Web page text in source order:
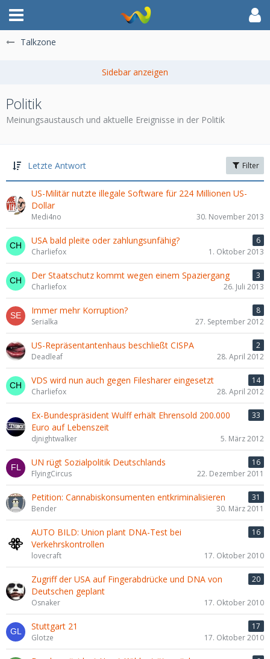
Talkzone
Politik
Meinungsaustausch und aktuelle Ereignisse in der Politik
Letzte Antwort Filter
US-Militär nutzte illegale Software für 224 Millionen US-
Dollar
Medi4no 30. November 2013
USA bald pleite oder zahlungsunfähig?
6
Charliefox
1. Oktober 2013
Der Staatschutz kommt wegen einem Spaziergang
3
Charliefox
26. Juli 2013
Immer mehr Korruption?
8
Serialka
27. September 2012
US-Repräsentantenhaus beschließt CISPA
2
Deadleaf
28. April 2012
VDS wird nun auch gegen Filesharer eingesetzt
14
Charliefox
28. April 2012
Ex-Bundespräsident Wulff erhält Ehrensold 200.000
Euro auf Lebenszeit
33
djnightwalker 5. März 2012
UN rügt Sozialpolitik Deutschlands
16
FlyingCircus
22. Dezember 2011
Petition: Cannabiskonsumenten entkriminalisieren
31
Bender
30. März 2011
AUTO BILD: Union plant DNA-Test bei
Verkehrskontrollen
16
lovecraft 17. Oktober 2010
Zugriff der USA auf Fingerabdrücke und DNA von
Deutschen geplant
20
Osnaker 17. Oktober 2010
Stuttgart 21
17
Glotze
17. Oktober 2010